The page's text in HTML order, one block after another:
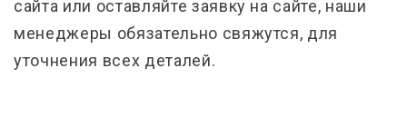
сайта или оставляйте заявку на сайте, наши
менеджеры обязательно свяжутся, для
уточнения всех деталей.